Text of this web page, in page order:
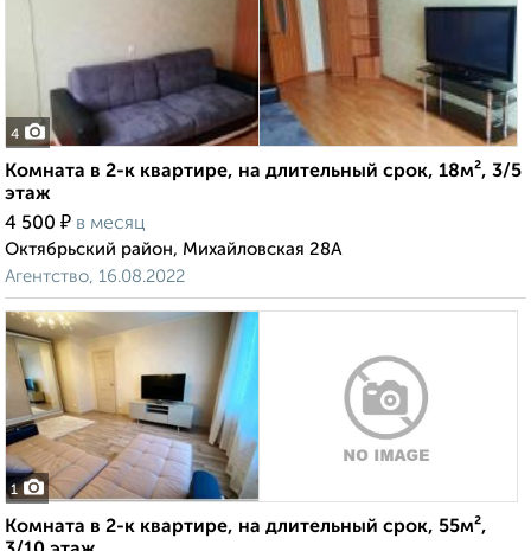
4
Комната в 2-к квартире, на длительный срок, 18м², 3/5
этаж
4 500 ₽ в месяц
Октябрьский район, Михайловская 28А
Агентство, 16.08.2022
1
Комната в 2-к квартире, на длительный срок, 55м²,